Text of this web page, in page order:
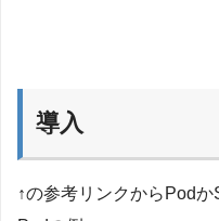
導入
↑の参考リンクからPod